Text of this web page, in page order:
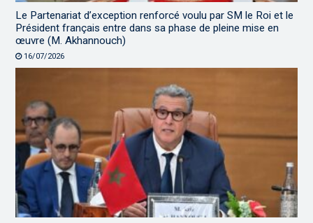
Le Partenariat d’exception renforcé voulu par SM le Roi et le
Président français entre dans sa phase de pleine mise en
œuvre (M. Akhannouch)
16/07/2026